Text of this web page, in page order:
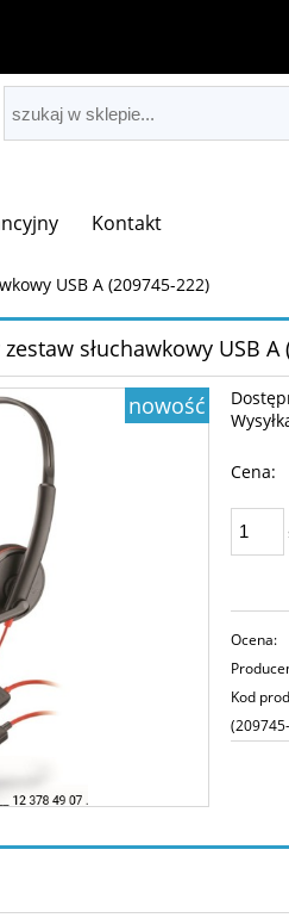
Kontakt
USB A (209745-222)
słuchawkowy USB A
nowość
Cena:
Ocena:
Kod